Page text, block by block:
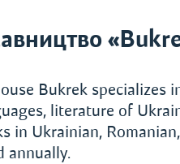
Bukrek
literature of
in Ukrainian,
annually.